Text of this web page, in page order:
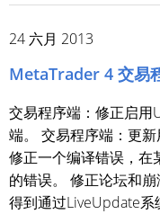
24 六月 2013
MetaTrader 4 交易
交易程序端：修正启用
端。 交易程序端：更
修正一个编译错误，在
的错误。 修正论坛和
得到通过LiveUpdate系